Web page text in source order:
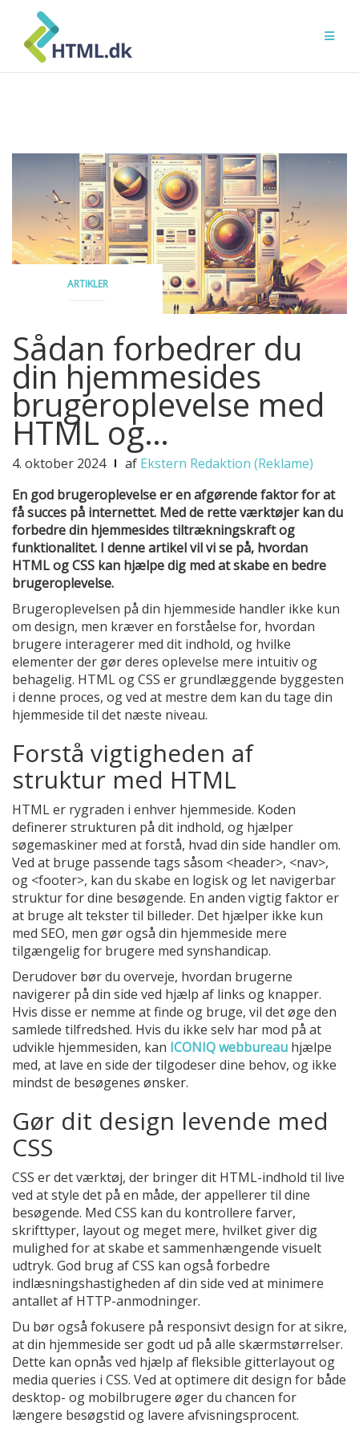
content
ARTIKLER
Sådan forbedrer du
din hjemmesides
brugeroplevelse med
HTML og…
4. oktober 2024 af Ekstern Redaktion (Reklame)
En god brugeroplevelse er en afgørende faktor for at
få succes på internettet. Med de rette værktøjer kan du
forbedre din hjemmesides tiltrækningskraft og
funktionalitet. I denne artikel vil vi se på, hvordan
HTML og CSS kan hjælpe dig med at skabe en bedre
brugeroplevelse.
Brugeroplevelsen på din hjemmeside handler ikke kun
om design, men kræver en forståelse for, hvordan
brugere interagerer med dit indhold, og hvilke
elementer der gør deres oplevelse mere intuitiv og
behagelig. HTML og CSS er grundlæggende byggesten
i denne proces, og ved at mestre dem kan du tage din
hjemmeside til det næste niveau.
Forstå vigtigheden af
struktur med HTML
HTML er rygraden i enhver hjemmeside. Koden
definerer strukturen på dit indhold, og hjælper
søgemaskiner med at forstå, hvad din side handler om.
Ved at bruge passende tags såsom <header>, <nav>,
og <footer>, kan du skabe en logisk og let navigerbar
struktur for dine besøgende. En anden vigtig faktor er
at bruge alt tekster til billeder. Det hjælper ikke kun
med SEO, men gør også din hjemmeside mere
tilgængelig for brugere med synshandicap.
Derudover bør du overveje, hvordan brugerne
navigerer på din side ved hjælp af links og knapper.
Hvis disse er nemme at finde og bruge, vil det øge den
samlede tilfredshed. Hvis du ikke selv har mod på at
udvikle hjemmesiden, kan ICONIQ webbureau hjælpe
med, at lave en side der tilgodeser dine behov, og ikke
mindst de besøgenes ønsker.
Gør dit design levende med
CSS
CSS er det værktøj, der bringer dit HTML-indhold til live
ved at style det på en måde, der appellerer til dine
besøgende. Med CSS kan du kontrollere farver,
skrifttyper, layout og meget mere, hvilket giver dig
mulighed for at skabe et sammenhængende visuelt
udtryk. God brug af CSS kan også forbedre
indlæsningshastigheden af din side ved at minimere
antallet af HTTP-anmodninger.
Du bør også fokusere på responsivt design for at sikre,
at din hjemmeside ser godt ud på alle skærmstørrelser.
Dette kan opnås ved hjælp af fleksible gitterlayout og
media queries i CSS. Ved at optimere dit design for både
desktop- og mobilbrugere øger du chancen for
længere besøgstid og lavere afvisningsprocent.